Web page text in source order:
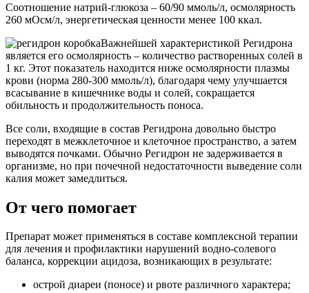
Соотношение натрий-глюкоза – 60/90 ммоль/л, осмолярность
260 мОсм/л, энергетическая ценности менее 100 ккал.
Важнейшей характеристикой Регидрона
является его осмолярность – количество растворенных солей в
1 кг. Этот показатель находится ниже осмолярности плазмы
крови (норма 280-300 ммоль/л), благодаря чему улучшается
всасывание в кишечнике воды и солей, сокращается
обильность и продолжительность поноса.
Все соли, входящие в состав Регидрона довольно быстро
переходят в межклеточное и клеточное пространство, а затем
выводятся почками. Обычно Регидрон не задерживается в
организме, но при почечной недостаточности выведение соли
калия может замедлиться.
От чего помогает
Препарат может применяться в составе комплексной терапии
для лечения и профилактики нарушений водно-солевого
баланса, коррекции ацидоза, возникающих в результате:
острой диареи (поносе) и рвоте различного характера;